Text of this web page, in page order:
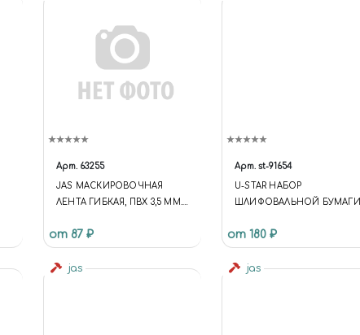
Арт. 63255
JAS МАСКИРОВОЧНАЯ
ЛЕНТА ГИБКАЯ, ПВХ 3,5 ММ.
от 87 ₽
Арт. st-91654
U-STAR НАБОР
ШЛИФОВАЛЬНОЙ БУМАГИ
30ШТ)
от 180 ₽
jas jas